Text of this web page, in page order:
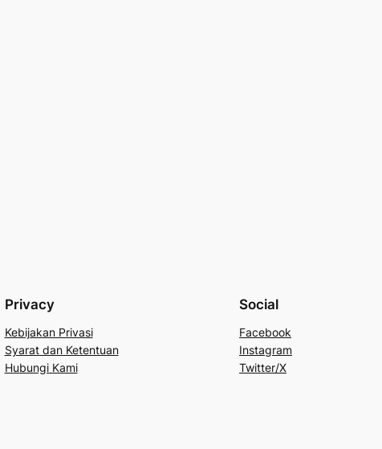
Privacy
Kebijakan Privasi
Syarat dan Ketentuan
Hubungi Kami
Social
Facebook
Instagram
Twitter/X